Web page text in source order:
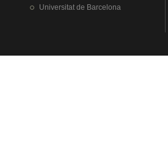
Universitat de Barcelona